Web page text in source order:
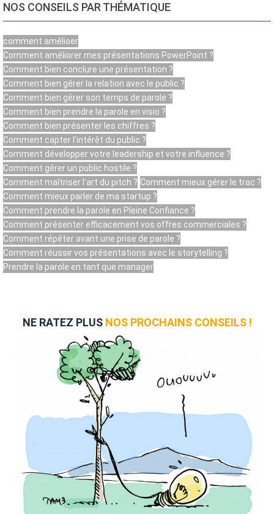
NOS CONSEILS PAR THÉMATIQUE
comment amélioer
Comment améliorer mes présentations PowerPoint ?
Comment bien conclure une présentation ?
Comment bien gérer la relation avec le public ?
Comment bien gérer son temps de parole ?
Comment bien prendre la parole en visio ?
Comment bien présenter les chiffres ?
Comment capter l'intérêt du public ?
Comment développer votre leadership et votre influence ?
Comment gérer un public hostile ?
Comment maîtriser l'art du pitch ? Comment mieux gérer le trac ?
Comment mieux parler de ma startup ?
Comment prendre la parole en Pleine Confiance ?
Comment présenter efficacement vos offres commerciales ?
Comment répéter avant une prise de parole ?
Comment réussir vos présentations avec le storytelling ?
Prendre la parole en tant que manager
NE RATEZ PLUS NOS PROCHAINS CONSEILS !